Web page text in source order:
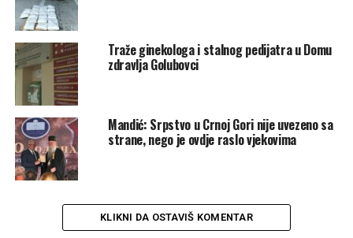
Traže ginekologa i stalnog pedijatra u Domu
zdravlja Golubovci
Mandić: Srpstvo u Crnoj Gori nije uvezeno sa
strane, nego je ovdje raslo vjekovima
KLIKNI DA OSTAVIŠ KOMENTAR